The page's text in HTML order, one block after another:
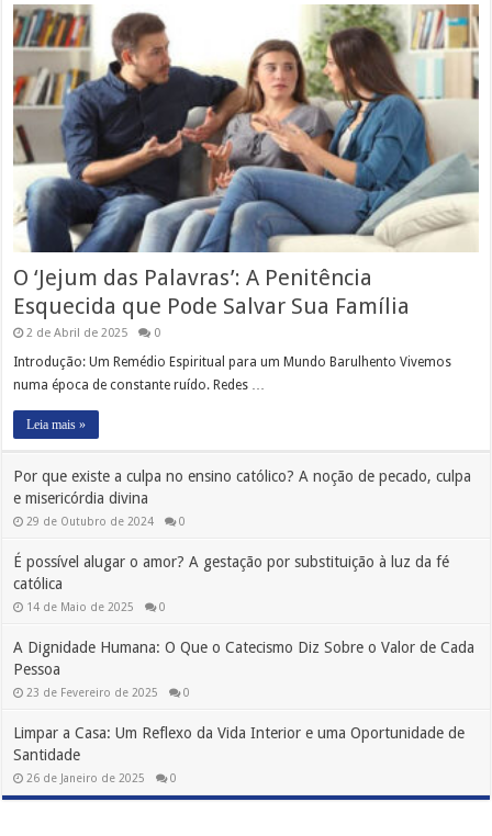
O ‘Jejum das Palavras’: A Penitência
Esquecida que Pode Salvar Sua Família
2 de Abril de 2025 0
Introdução: Um Remédio Espiritual para um Mundo Barulhento Vivemos
numa época de constante ruído. Redes …
Leia mais »
Por que existe a culpa no ensino católico? A noção de pecado, culpa
e misericórdia divina
29 de Outubro de 2024 0
É possível alugar o amor? A gestação por substituição à luz da fé
católica
14 de Maio de 2025 0
A Dignidade Humana: O Que o Catecismo Diz Sobre o Valor de Cada
Pessoa
23 de Fevereiro de 2025 0
Limpar a Casa: Um Reflexo da Vida Interior e uma Oportunidade de
Santidade
26 de Janeiro de 2025 0